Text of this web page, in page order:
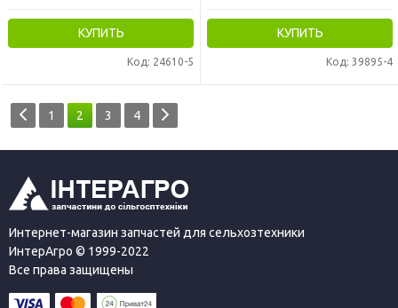
КУПИТЬ
Код: 24610-5
КУПИТЬ
Код: 39895-4
1 2 3 4
Интернет-магазин запчастей для сельхозтехники
ИнтерАгро © 1999-2022
Все права защищены